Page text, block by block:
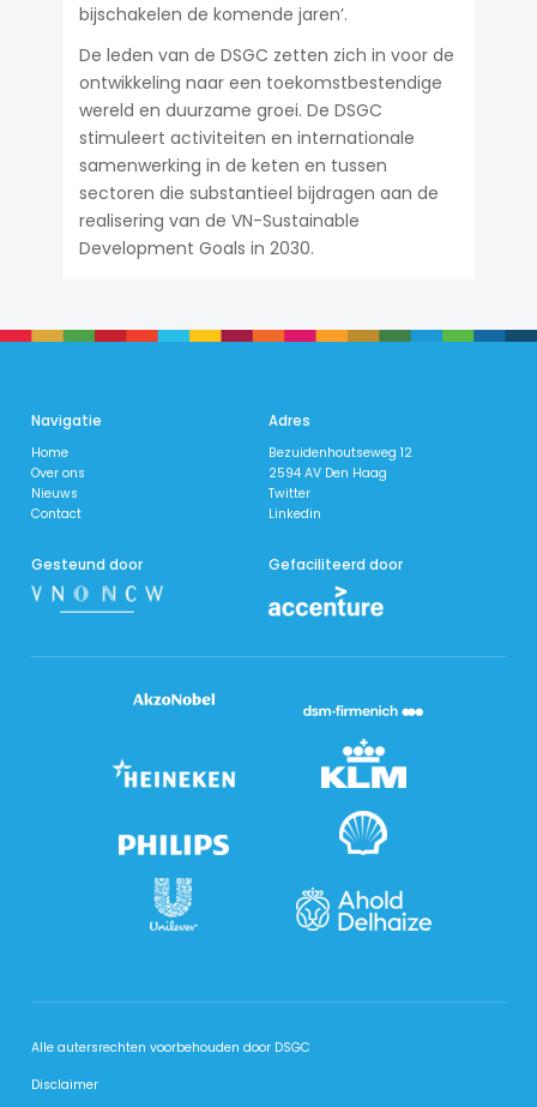
bijschakelen de komende jaren’.
De leden van de DSGC zetten zich in voor de
ontwikkeling naar een toekomstbestendige
wereld en duurzame groei. De DSGC
stimuleert activiteiten en internationale
samenwerking in de keten en tussen
sectoren die substantieel bijdragen aan de
realisering van de VN-Sustainable
Development Goals in 2030.
Navigatie
Home
Over ons
Nieuws
​Contact
Adres
Bezuidenhoutseweg 12
2594 AV Den Haag
Twitter
Linkedin
Gesteund door Gefaciliteerd door
Alle autersrechten voorbehouden door DSGC
Disclaimer